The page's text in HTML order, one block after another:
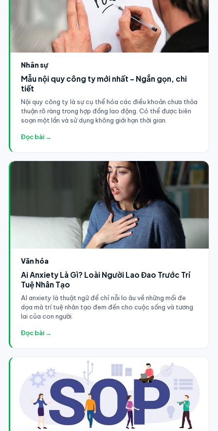
Nhân sự
Mẫu nội quy công ty mới nhất - Ngắn gọn, chi
tiết
Nội quy công ty là sự cụ thể hóa các điều khoản chưa thỏa
thuận rõ ràng trong hợp đồng lao động. Có thể được biên
soạn một lần và sử dụng không giới hạn thời gian.
Đọc bài →
Văn hóa
Ai Anxiety Là Gì? Loài Người Lao Đao Trước Trí
Tuệ Nhân Tạo
AI anxiety là thuật ngữ để chỉ nỗi lo âu về những mối đe
dọa mà trí tuệ nhân tạo đem đến cho cuộc sống và tương
lai của con người.
Đọc bài →